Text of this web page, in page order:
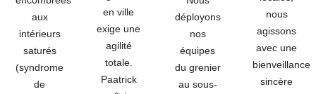
aux
intérieurs
saturés
(syndrome
de
en ville
exige une
agilité
totale.
Paatrick
déployons
nos
équipes
du grenier
au sous-
nous
agissons
avec une
bienveillance
sincère